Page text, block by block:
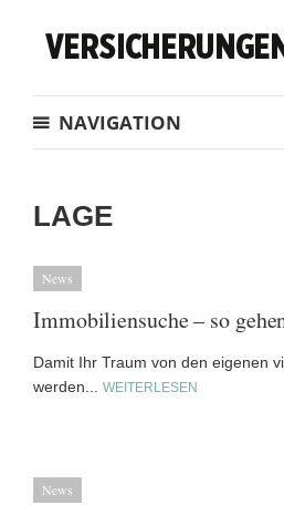
NAVIGATION
LAGE
News
Immobiliensuche – so
Damit Ihr Traum von den eigenen
werden... WEITERLESEN
News